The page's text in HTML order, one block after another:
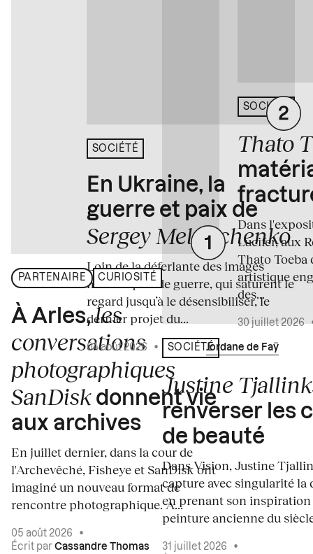
PARTENAIRE CURIOSITÉ
À Arles,les
conversations
photographiques
SanDisk donnent vie
aux archives
En juillet dernier, dans la cour de
l'Archevêché, Fisheye et SanDisk ont
imaginé un nouveau format de
rencontre photographique. À...
05 août 2026
•
Écrit par Cassandre Thomas
SOCIÉTÉ
En Ukraine, la
guerre et paix de
Sergey Melnitchenko
Loin de la déferlante des images
médiatiques de guerre, qui saturent le
regard jusqu’à le désensibiliser, le
dernier projet du...
04 août 2026 • Écrit par Jordane de Faÿ
SOCIÉTÉ
Justine
renverser les
de beauté
Dans Vision, Justine
capture avec singularité la
en prenant son inspiration
peinture ancienne du
31 juillet 2026
•
SOCIÉTÉ
Thato
Dans
Lucifer, aux
Thato Toeba
artistique
des...
30 juillet 2026